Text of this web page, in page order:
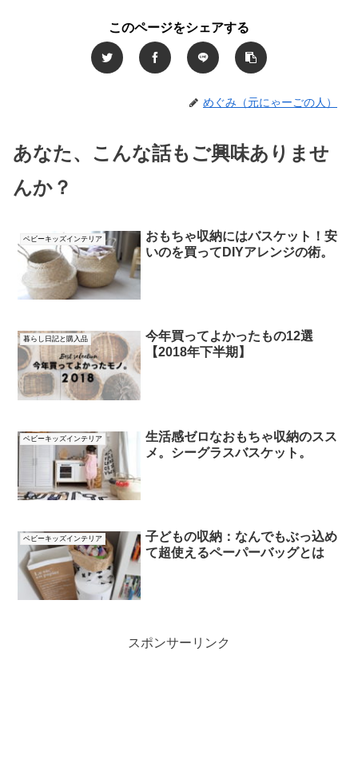
このページをシェアする
めぐみ（元にゃーごの人）
あなた、こんな話もご興味ありませ
んか？
ベビーキッズインテリア
おもちゃ収納にはバスケット！安
いのを買ってDIYアレンジの術。
暮らし日記と購入品
今年買ってよかったもの12選
【2018年下半期】
ベビーキッズインテリア
生活感ゼロなおもちゃ収納のスス
メ。シーグラスバスケット。
ベビーキッズインテリア
子どもの収納：なんでもぶっ込め
て超使えるペーパーバッグとは
スポンサーリンク